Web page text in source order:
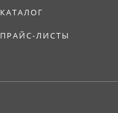
КАТАЛОГ
ПРАЙС-ЛИСТЫ